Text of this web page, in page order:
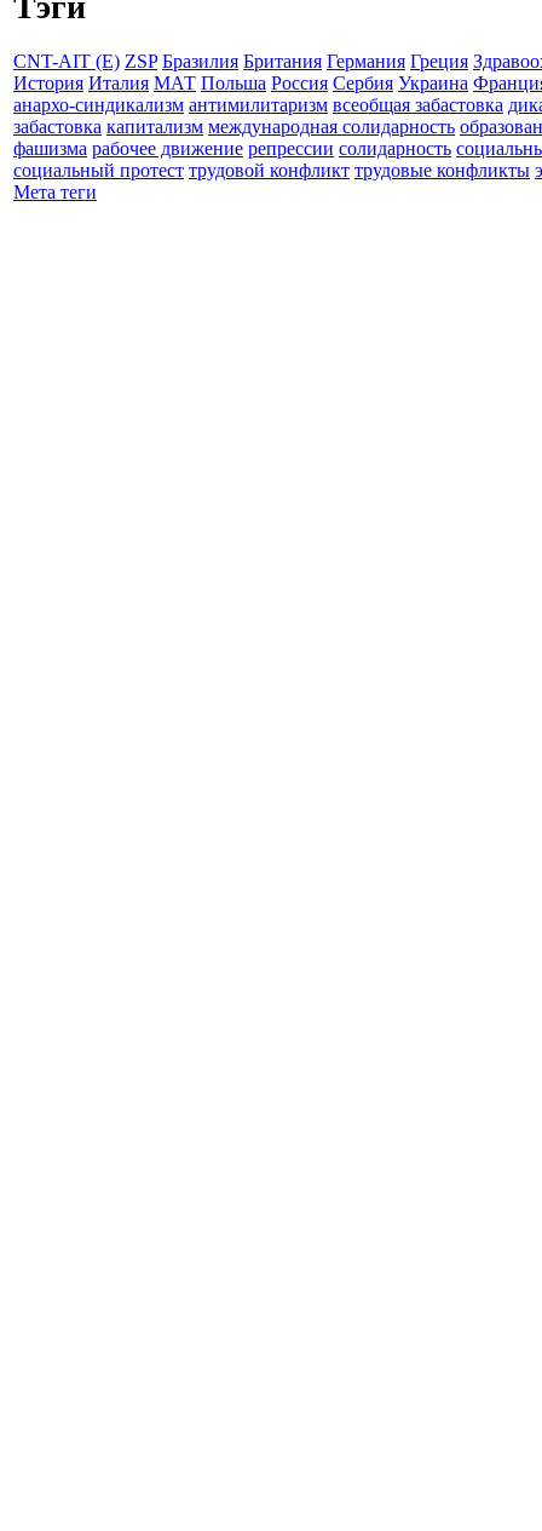
CNT-AIT (E) ZSP Бразилия Британия Германия Греция
История Италия МАТ Польша Россия Сербия Украина
анархо-синдикализм антимилитаризм всеобщая забастовка
забастовка капитализм международная солидарность
фашизма рабочее движение репрессии солидарность
социальный протест трудовой конфликт трудовые конфликты
Мета теги